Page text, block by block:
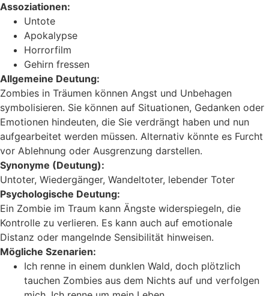
Assoziationen:
Untote
Apokalypse
Horrorfilm
Gehirn fressen
Allgemeine Deutung:
Zombies in Träumen können Angst und Unbehagen
symbolisieren. Sie können auf Situationen, Gedanken oder
Emotionen hindeuten, die Sie verdrängt haben und nun
aufgearbeitet werden müssen. Alternativ könnte es Furcht
vor Ablehnung oder Ausgrenzung darstellen.
Synonyme (Deutung):
Untoter, Wiedergänger, Wandeltoter, lebender Toter
Psychologische Deutung:
Ein Zombie im Traum kann Ängste widerspiegeln, die
Kontrolle zu verlieren. Es kann auch auf emotionale
Distanz oder mangelnde Sensibilität hinweisen.
Mögliche Szenarien:
Ich renne in einem dunklen Wald, doch plötzlich
tauchen Zombies aus dem Nichts auf und verfolgen